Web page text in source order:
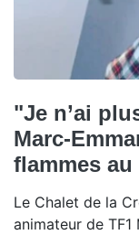
"Je n’ai
Marc-
flammes au
Le Chalet de la
animateur de TF1